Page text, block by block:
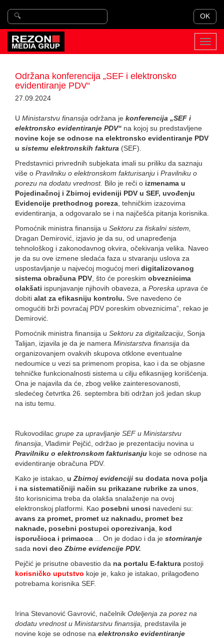
OK
Održana konferencija „SEF i elektronsko
evidentiranje PDV“
27.09.2024
U Ministarstvu finansija održana je konferencija „SEF i
elektronsko evidentiranje PDV“ na kojoj su predstavljene
novine koje se odnose na elektronsko evidentiranje PDV
u sistemu elektronskih faktura (SEF).
Predstavnici privrednih subjekata imali su priliku da saznaju
više o Pravilniku o elektronskom fakturisanju i Pravilniku o
porezu na dodatu vrednost. Bilo je reči o izmenama u
Pojedinačnoj i Zbirnoj evideniji PDV u SEF, uvođenju
Evidencije prethodnog poreza , tehničkim izazovima
evidentiranja, a odgovaralo se i na najčešća pitanja korisnika.
Pomoćnik ministra finansija u Sektoru za fiskalni sistem,
Dragan Demirović, izjavio je da su, od unapređenja
tehnološkog i zakonodavnog okvira, očekivanja velika. Naveo
je da su ove izmene sledaća faza u stvaranju uslova za
uspostavljanje u najvećoj mogućoj meri digitalizovanog
sistema obračuna PDV , što će poreskim obveznicima
olakšati ispunjavanje njihovih obaveza, a Poreska uprava će
dobiti alat za efikasniju kontrolu. Sve navedeno će
omogućiti brži povraćaj PDV poreskim obveznicima“, rekao je
Demirović.
Pomoćnik ministra finansija u Sektoru za digitalizaciju , Sonja
Talijan, izjavila je da je namera Ministarstva finansija da
organizovanjem ovakvih skupova otklone eventualne
nedoumice u vezi sa primenom propisa, kao i da se objasne
tehničke funkcionalnosti sistema u cilju efikasnijeg korišćenja.
Ona je najavila da će, zbog velike zainteresovanosti,
sledećeg četvrtka 26. septembra biti održan još jedan skup
na istu temu.
Rukovodilac grupe za upravljanje SEF u Ministarstvu
finansija , Vladimir Pejčić, održao je prezentaciju novina u
Pravilniku o elektronskom fakturisanju koje se odnose na
evidentiranje obračuna PDV.
Kako je istakao, u Zbirnoj evidenciji su dodata nova polja
i na sistematičniji način su prikazane rubrike za unos
što korisnicima treba da olakša snalaženje na ovoj
elektronskoj platformi. Kao posebni unosi navedeni su:
avans za promet, promet uz naknadu, promet bez
naknade, posebni postupci oporezivanja kod
isporučioca i primaoca ... On je dodao i da je storniranje
sada novi deo Zbirne evidencije PDV.
Pejčić je prisutne obavestio da na portalu E-faktura postoji
korisničko uputstvo koje je, kako je istakao, prilagođeno
potrebama korisnika SEF.
Irina Stevanović Gavrović, načelnik Odeljenja za porez na
dodatu vrednost u Ministarstvu finansija,
predstavila je
novine koje se odnose na elektronsko evidentiranje